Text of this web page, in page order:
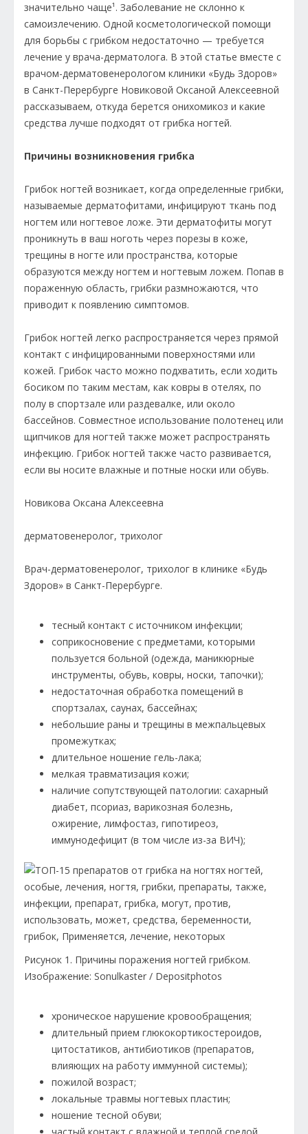
значительно чаще¹. Заболевание не склонно к
самоизлечению. Одной косметологической помощи
для борьбы с грибком недостаточно — требуется
лечение у врача-дерматолога. В этой статье вместе с
врачом-дерматовенерологом клиники «Будь Здоров»
в Санкт-Перербурге Новиковой Оксаной Алексеевной
рассказываем, откуда берется онихомикоз и какие
средства лучше подходят от грибка ногтей.
Причины возникновения грибка
Грибок ногтей возникает, когда определенные грибки,
называемые дерматофитами, инфицируют ткань под
ногтем или ногтевое ложе. Эти дерматофиты могут
проникнуть в ваш ноготь через порезы в коже,
трещины в ногте или пространства, которые
образуются между ногтем и ногтевым ложем. Попав в
пораженную область, грибки размножаются, что
приводит к появлению симптомов.
Грибок ногтей легко распространяется через прямой
контакт с инфицированными поверхностями или
кожей. Грибок часто можно подхватить, если ходить
босиком по таким местам, как ковры в отелях, по
полу в спортзале или раздевалке, или около
бассейнов. Совместное использование полотенец или
щипчиков для ногтей также может распространять
инфекцию. Грибок ногтей также часто развивается,
если вы носите влажные и потные носки или обувь.
Новикова Оксана Алексеевна
дерматовенеролог, трихолог
Врач-дерматовенеролог, трихолог в клинике «Будь
Здоров» в Санкт-Перербурге.
тесный контакт с источником инфекции;
соприкосновение с предметами, которыми
пользуется больной (одежда, маникюрные
инструменты, обувь, ковры, носки, тапочки);
недостаточная обработка помещений в
спортзалах, саунах, бассейнах;
небольшие раны и трещины в межпальцевых
промежутках;
длительное ношение гель-лака;
мелкая травматизация кожи;
наличие сопутствующей патологии: сахарный
диабет, псориаз, варикозная болезнь,
ожирение, лимфостаз, гипотиреоз,
иммунодефицит (в том числе из-за ВИЧ);
Рисунок 1. Причины поражения ногтей грибком.
Изображение: Sonulkaster / Depositphotos
хроническое нарушение кровообращения;
длительный прием глюкокортикостероидов,
цитостатиков, антибиотиков (препаратов,
влияющих на работу иммунной системы);
пожилой возраст;
локальные травмы ногтевых пластин;
ношение тесной обуви;